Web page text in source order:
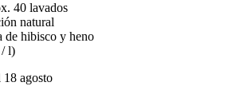
40 lavados
natural
de hibisco y heno
l)
18 agosto